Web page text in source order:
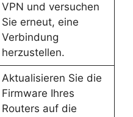
VPN und versuchen
Sie erneut, eine
Verbindung
herzustellen.
Aktualisieren Sie die
Firmware Ihres
Routers auf die